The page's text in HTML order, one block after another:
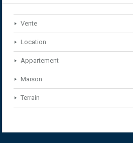
Vente
Location
Appartement
Maison
Terrain